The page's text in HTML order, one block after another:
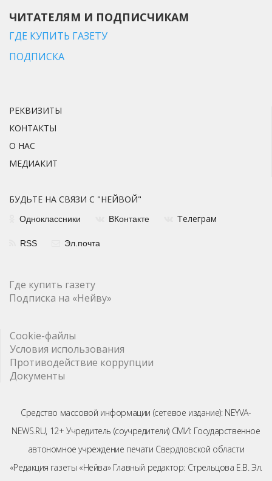
ЧИТАТЕЛЯМ И ПОДПИСЧИКАМ
ГДЕ КУПИТЬ ГАЗЕТУ
ПОДПИСКА
РЕКВИЗИТЫ
КОНТАКТЫ
О НАС
МЕДИАКИТ
БУДЬТЕ НА СВЯЗИ С "НЕЙВОЙ"
Одноклассники ВКонтакте Телеграм
RSS Эл.почта
Где купить газету
Подписка на «Нейву»
Cookie-файлы
Условия использования
Противодействие коррупции
Документы
Средство массовой информации (сетевое издание): NEYVA-
NEWS.RU, 12+ Учредитель (соучредители) СМИ: Государственное
автономное учреждение печати Свердловской области
«Редакция газеты «Нейва» Главный редактор: Стрельцова Е.В. Эл.